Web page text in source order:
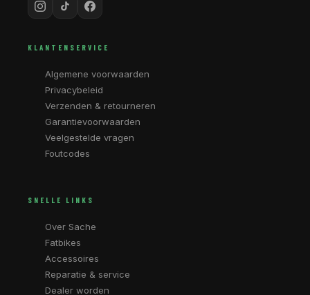
KLANTENSERVICE
Algemene voorwaarden
Privacybeleid
Verzenden & retourneren
Garantievoorwaarden
Veelgestelde vragen
Foutcodes
SNELLE LINKS
Over Sache
Fatbikes
Accessoires
Reparatie & service
Dealer worden